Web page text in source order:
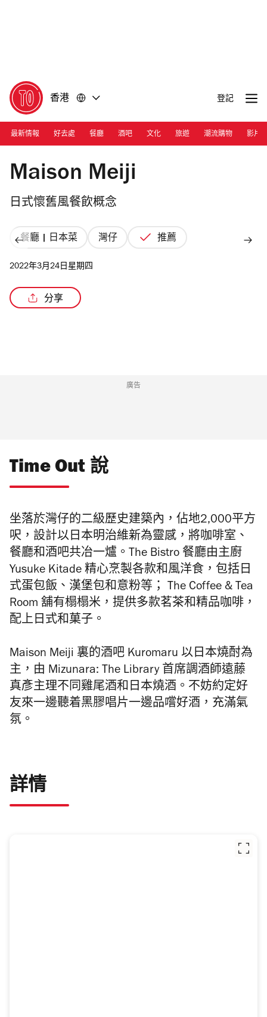
香港 登記
最新情報 好去處 餐廳 酒吧 文化 旅遊 潮流購物 影片
Photograph: Courtesy Maison Meiji
Maison Meiji
日式懷舊風餐飲概念
餐廳 | 日本菜 灣仔 推薦
2022年3月24日星期四
分享
廣告
Time Out 說
坐落於灣仔的二級歷史建築內 ， 佔地2,000平方
呎，設計以日本明治維新為靈感， 將咖啡室、
餐廳和酒吧共冶一爐 。The Bistro 餐廳由主廚
Yusuke Kitade 精心烹製各款和風洋食，包括日
式蛋包飯、漢堡包和意粉等 ； The Coffee & Tea
Room 舖有榻榻米， 提供多款茗茶和精品咖啡，
配上日式和菓子。
Maison Meiji 裏的酒吧 Kuromaru 以日本燒酎為
主，由 Mizunara: The Library 首席調酒師遠藤
真彥主理不同雞尾酒和日本燒酒。不妨約定好
友來一邊聽着黑膠唱片一邊品嚐好酒，充滿氣
氛。
詳情